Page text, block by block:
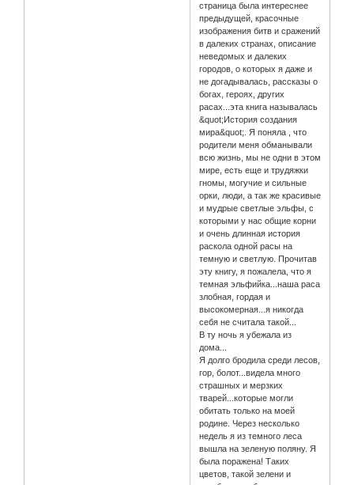
страница была интереснее
предыдущей, красочные
изображения битв и сражений
в далеких странах, описание
неведомых и далеких
городов, о которых я даже и
не догадывалась, рассказы о
богах, героях, других
расах...эта книга называлась
&quot;История создания
мира&quot;. Я поняла , что
родители меня обманывали
всю жизнь, мы не одни в этом
мире, есть еще и трудяжки
гномы, могучие и сильные
орки, люди, а так же красивые
и мудрые светлые эльфы, с
которыми у нас общие корни
и очень длинная история
раскола одной расы на
темную и светлую. Прочитав
эту книгу, я пожалела, что я
темная эльфийка...наша раса
злобная, гордая и
высокомерная...я никогда
себя не считала такой...
В ту ночь я убежала из
дома...
Я долго бродила среди лесов,
гор, болот...видела много
страшных и мерзких
тварей...которые могли
обитать только на моей
родине. Через несколько
недель я из темного леса
вышла на зеленую поляну. Я
была поражена! Таких
цветов, такой зелени и